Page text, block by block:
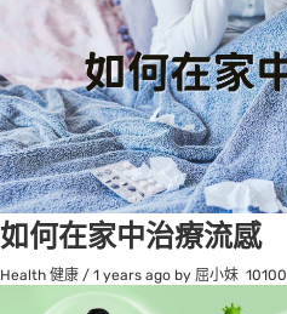
如何在家中治療流感
Health 健康 / 1 years ago by 屈小妹 10100